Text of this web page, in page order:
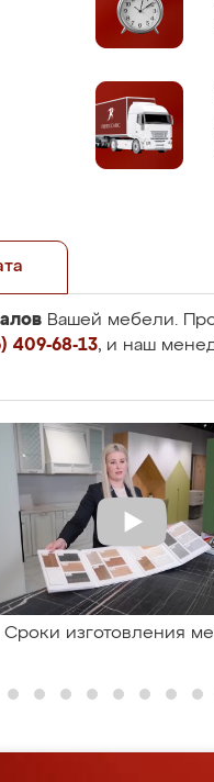
Вашей мебели.
409-68-13, и наш
Сроки изготовления